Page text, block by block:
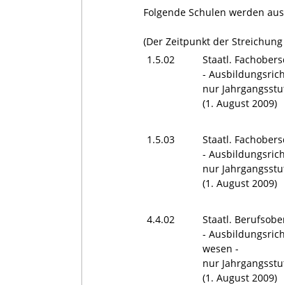
Folgende Schulen werden
(Der Zeitpunkt der
1.5.02
Staatl.
-
nur
(1. August 2009)
1.5.03
Staatl.
-
nur
(1. August 2009)
4.4.02
Staatl.
-
wesen -
nur
(1. August 2009)